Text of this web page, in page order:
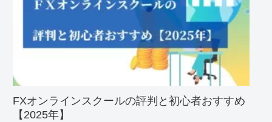
FXオンラインスクールの評判と初心者おすすめ
【2025年】